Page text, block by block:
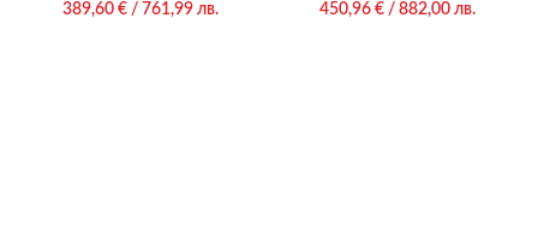
389,60 € / 761,99 лв.
450,96 € / 882,00 лв.